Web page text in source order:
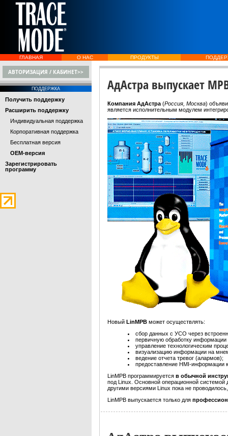
ГЛАВНАЯ О НАС ПРОДУКТЫ
АВТОРИЗАЦИЯ / КАБИНЕТ>>
ПОДДЕРЖКА
Получить поддержку
Расширить поддержку
Индивидуальная поддержка
Корпоративная поддержка
Бесплатная версия
OEM-версия
Зарегистрировать
программу
АдАстра выпускает
Компания АдАстра (Россия, Москва)
является исполнительным модулем
Новый LinМРВ может осуществлять:
сбор данных с УСО через
первичную обработку информации
управление технологическим
визуализацию информации на
ведение отчета тревог (алармов);
предоставление HMI-информации
LinМРВ программируется в обычной
под Linux. Основной операционной
другими версиями Linux пока не
LinМРВ выпускается только для